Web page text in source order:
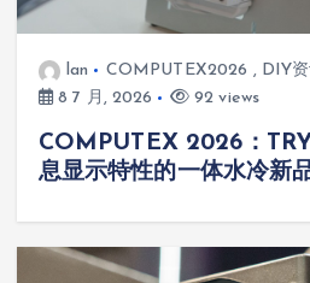
lan COMPUTEX2026 , DIY
8 7 月, 2026
92 views
COMPUTEX 2026：
息显示特性的一体水冷新